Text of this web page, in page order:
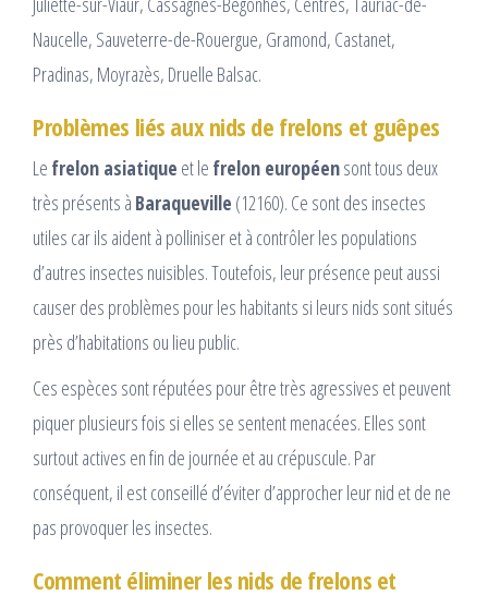
Naucelle, Sauveterre-de-Rouergue, Gramond, Castanet,
Pradinas, Moyrazès, Druelle Balsac.
Problèmes liés aux nids de frelons et guêpes
Le frelon asiatique et le frelon européensont tous deux
très présents à Baraqueville (12160). Ce sont des insectes
utiles car ils aident à polliniser et à contrôler les populations
d’autres insectes nuisibles. Toutefois, leur présence peut aussi
causer des problèmes pour les habitants si leurs nids sont situés
près d’habitations ou lieu public.
Ces espèces sont réputées pour être très agressives et peuvent
piquer plusieurs fois si elles se sentent menacées. Elles sont
surtout actives en fin de journée et au crépuscule. Par
conséquent, il est conseillé d’éviter d’approcher leur nid et de ne
pas provoquer les insectes.
Comment éliminer les nids de frelons et